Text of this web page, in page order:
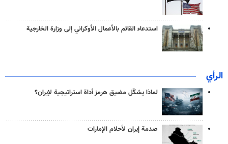
استدعاء القائم بالأعمال الأوكراني إلى وزارة الخارجية
الرأي
لماذا يشكّل مضيق هرمز أداة استراتيجية لإيران؟
صدمة إيران لأحلام الإمارات